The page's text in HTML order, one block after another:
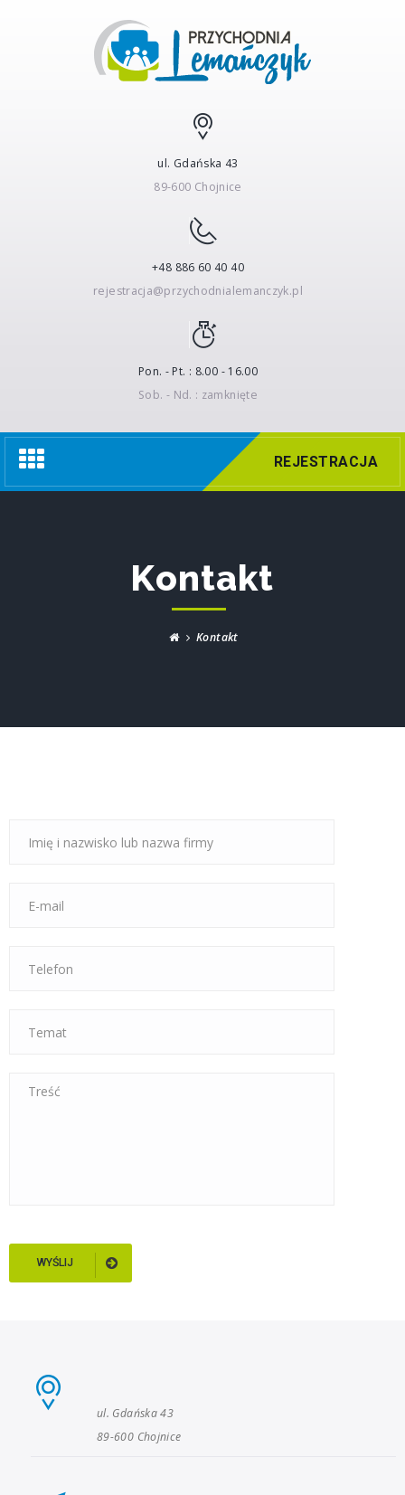
ul. Gdańska 43
89-600 Chojnice
+48 886 60 40 40
rejestracja@przychodnialemanczyk.pl
Pon. - Pt. : 8.00 - 16.00
Sob. - Nd. : zamknięte
Nawigacja REJESTRACJA
Kontakt
Kontakt
WYŚLIJ
ul. Gdańska 43
89-600 Chojnice